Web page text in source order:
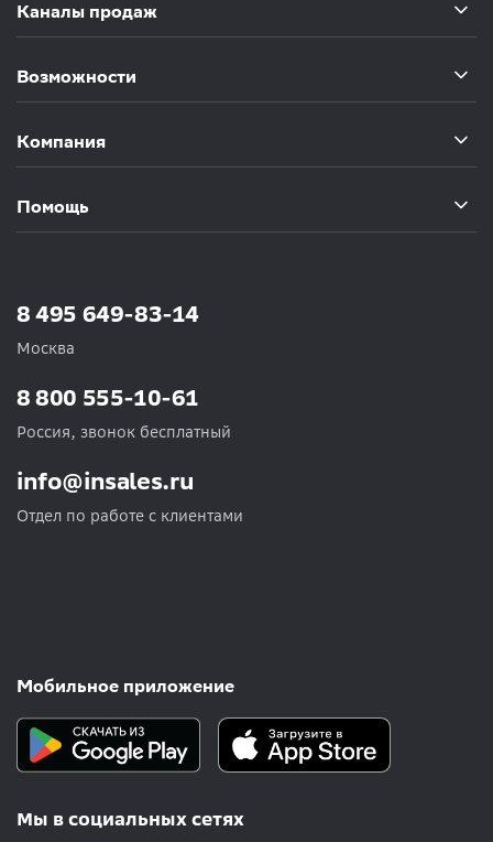
Каналы продаж
Возможности
Компания
Помощь
8 495 649-83-14
Москва
info@insales.ru
Отдел по работе с клиентами
8 800 555-10-61
Россия, звонок бесплатный
Мобильное приложение
Мы в социальных сетях